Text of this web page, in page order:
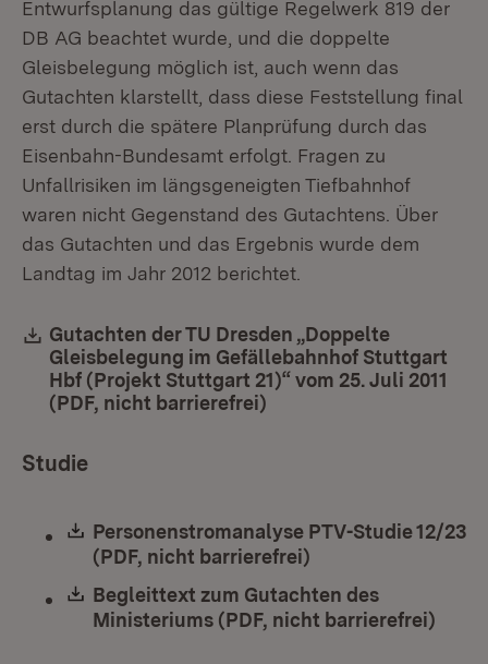
Entwurfsplanung das gültige Regelwerk 819 der
DB AG beachtet wurde, und die doppelte
Gleisbelegung möglich ist, auch wenn das
Gutachten klarstellt, dass diese Feststellung final
erst durch die spätere Planprüfung durch das
Eisenbahn-Bundesamt erfolgt. Fragen zu
Unfallrisiken im längsgeneigten Tiefbahnhof
waren nicht Gegenstand des Gutachtens. Über
das Gutachten und das Ergebnis wurde dem
Landtag im Jahr 2012 berichtet.
Download:
Gutachten der TU Dresden „Doppelte
Gleisbelegung im Gefällebahnhof Stuttgart
Hbf (Projekt Stuttgart 21)“ vom 25. Juli 2011
(PDF, nicht barrierefrei)
Studie
Download:
Personenstromanalyse PTV-Studie 12/23
(PDF, nicht barrierefrei)
Download:
Begleittext zum Gutachten des
Ministeriums (PDF, nicht barrierefrei)